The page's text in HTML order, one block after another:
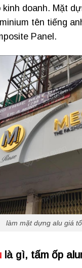
kinh doanh. Mặt
tên tiếng
Panel.
làm mặt dựng alu giá
là gì, tấm ốp